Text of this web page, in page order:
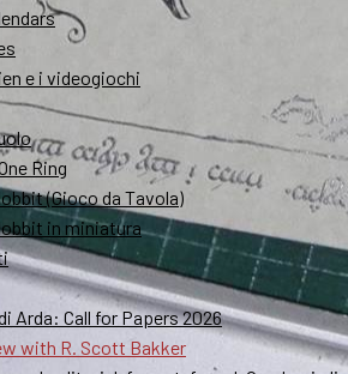
e i videogiochi
Ring
(Gioco da Tavola)
in miniatura
Arda: Call for Papers 2026
with R. Scott Bakker